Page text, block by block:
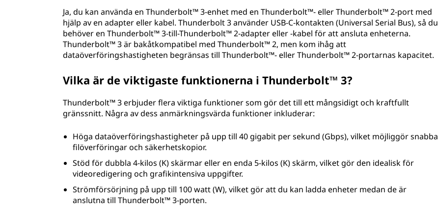
Ja, du kan använda en Thunderbolt™ 3-enhet med en Thunderbolt™- eller Thunderbolt™ 2-port med
hjälp av en adapter eller kabel. Thunderbolt 3 använder USB-C-kontakten (Universal Serial Bus), så du
behöver en Thunderbolt™ 3-till-Thunderbolt™ 2-adapter eller -kabel för att ansluta enheterna.
Thunderbolt™ 3 är bakåtkompatibel med Thunderbolt™ 2, men kom ihåg att
dataöverföringshastigheten begränsas till Thunderbolt™- eller Thunderbolt™ 2-portarnas kapacitet.
Vilka är de viktigaste funktionerna i Thunderbolt™ 3?
Thunderbolt™ 3 erbjuder flera viktiga funktioner som gör det till ett mångsidigt och kraftfullt
gränssnitt. Några av dess anmärkningsvärda funktioner inkluderar:
Höga dataöverföringshastigheter på upp till 40 gigabit per sekund (Gbps), vilket möjliggör snabba
filöverföringar och säkerhetskopior.
Stöd för dubbla 4-kilos (K) skärmar eller en enda 5-kilos (K) skärm, vilket gör den idealisk för
videoredigering och grafikintensiva uppgifter.
Strömförsörjning på upp till 100 watt (W), vilket gör att du kan ladda enheter medan de är
anslutna till Thunderbolt™ 3-porten.